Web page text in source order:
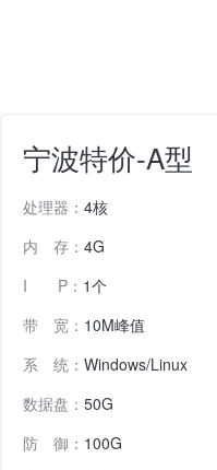
宁波特价-A型
处理器： 4核
内 存： 4G
I P： 1个
带 宽： 10M峰值
系 统： Windows/Linux
数据盘： 50G
防 御： 100G